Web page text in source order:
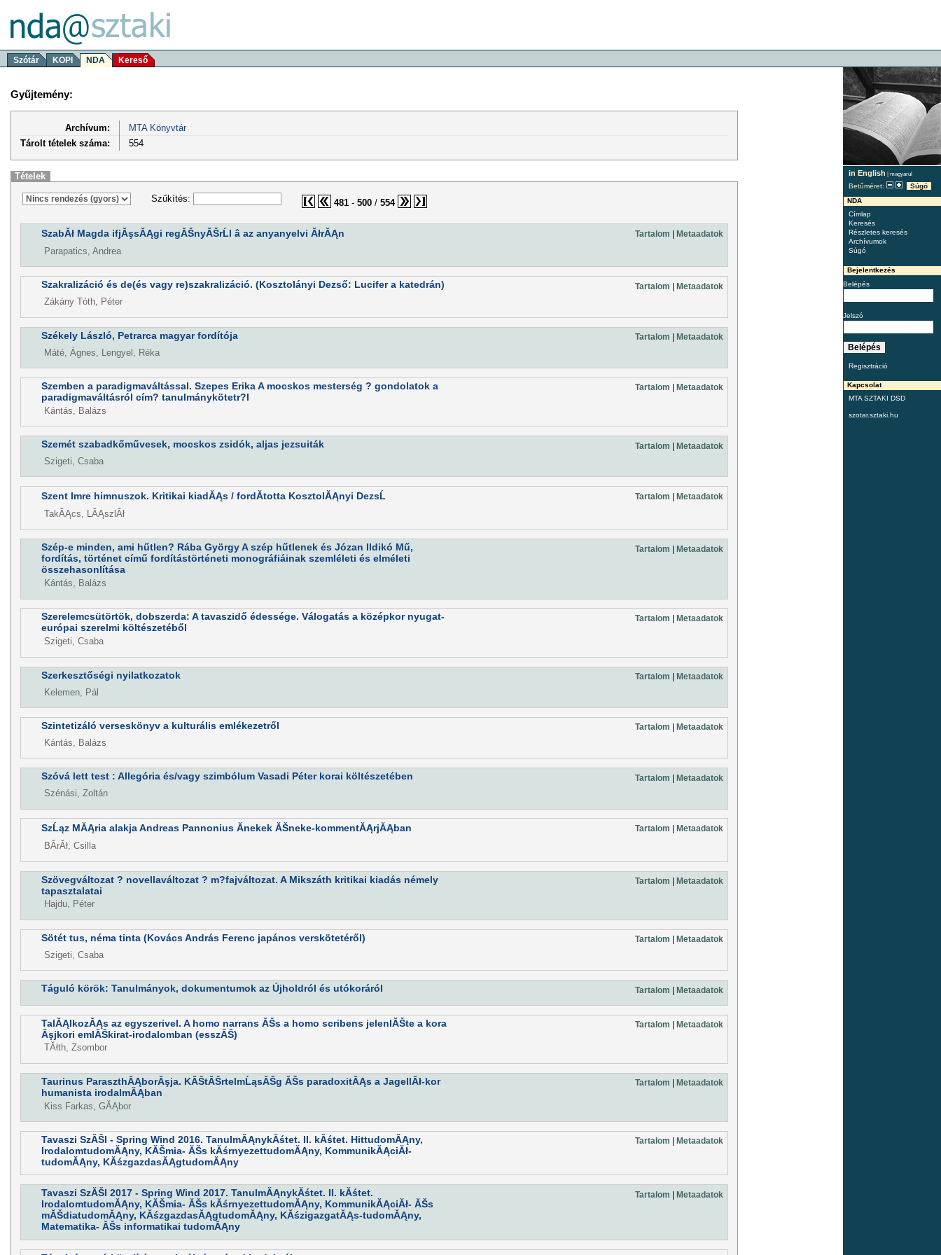
Szótár KOPI NDA Kereső
in English | magyarul
Betűméret:
Súgó
NDA
Címlap
Keresés
Részletes keresés
Archívumok
Súgó
Bejelentkezés
Belépés
Jelszó
Regisztráció
Kapcsolat
MTA SZTAKI DSD
szotar.sztaki.hu
Gyűjtemény:
Archívum:
MTA Könyvtár
Tárolt tételek száma:
554
Tételek
Szűkítés: 481- 500/ 554
SzabĂł Magda ifjĂşsĂĄgi regĂŠnyĂŠrĹl â az anyanyelvi ĂłrĂĄn Tartalom | Metaadatok
Parapatics, Andrea
Szakralizáció és de(és vagy re)szakralizáció. (Kosztolányi Dezső: Lucifer a katedrán) Tartalom | Metaadatok
Zákány Tóth, Péter
Székely László, Petrarca magyar fordítója Tartalom Metaadatok
Máté, Ágnes, Lengyel, Réka
Szemben a paradigmaváltással. Szepes Erika A mocskos mesterség ? gondolatok a
paradigmaváltásról cím? tanulmánykötetr?l
Tartalom Metaadatok
Kántás, Balázs
Szemét szabadkőművesek, mocskos zsidók, aljas jezsuiták Tartalom | Metaadatok
Szigeti, Csaba
Szent Imre himnuszok. Kritikai kiadĂĄs / fordĂ­totta KosztolĂĄnyi DezsĹ Tartalom | Metaadatok
TakĂĄcs, LĂĄszlĂł
Szép-e minden, ami hűtlen? Rába György A szép hűtlenek és Józan Ildikó Mű,
fordítás, történet című fordítástörténeti monográfiáinak szemléleti és elméleti
összehasonlítása
Tartalom Metaadatok
Kántás, Balázs
Szerelemcsütörtök, dobszerda: A tavaszidő édessége. Válogatás a középkor nyugat-
európai szerelmi költészetéből
Tartalom Metaadatok
Szigeti, Csaba
Szerkesztőségi nyilatkozatok Tartalom Metaadatok
Kelemen, Pál
Szintetizáló verseskönyv a kulturális emlékezetről Tartalom Metaadatok
Kántás, Balázs
Szóvá lett test : Allegória és/vagy szimbólum Vasadi Péter korai költészetében Tartalom | Metaadatok
Szénási, Zoltán
SzĹąz MĂĄria alakja Andreas Pannonius Ănekek ĂŠneke-kommentĂĄrjĂĄban Tartalom Metaadatok
BĂ­rĂł, Csilla
Szövegváltozat ? novellaváltozat ? m?fajváltozat. A Mikszáth kritikai kiadás némely
tapasztalatai
Tartalom Metaadatok
Hajdu, Péter
Sötét tus, néma tinta (Kovács András Ferenc japános verskötetéről) Tartalom Metaadatok
Szigeti, Csaba
Táguló körök: Tanulmányok, dokumentumok az Újholdról és utókoráról Tartalom | Metaadatok
TalĂĄlkozĂĄs az egyszerivel. A homo narrans ĂŠs a homo scribens jelenlĂŠte a kora
Ăşjkori emlĂŠkirat-irodalomban (esszĂŠ)
Tartalom Metaadatok
TĂłth, Zsombor
Taurinus ParaszthĂĄborĂşja. KĂŠtĂŠrtelmĹąsĂŠg ĂŠs paradoxitĂĄs a JagellĂł-kor
humanista irodalmĂĄban
Tartalom Metaadatok
Kiss Farkas, GĂĄbor
Tavaszi SzĂŠl - Spring Wind 2016. TanulmĂĄnykĂśtet. II. kĂśtet. HittudomĂĄny,
IrodalomtudomĂĄny, KĂŠmia- ĂŠs kĂśrnyezettudomĂĄny, KommunikĂĄciĂł-
tudomĂĄny, KĂśzgazdasĂĄgtudomĂĄny
Tartalom Metaadatok
Tavaszi SzĂŠl 2017 - Spring Wind 2017. TanulmĂĄnykĂśtet. II. kĂśtet.
IrodalomtudomĂĄny, KĂŠmia- ĂŠs kĂśrnyezettudomĂĄny, KommunikĂĄciĂł- ĂŠs
mĂŠdiatudomĂĄny, KĂśzgazdasĂĄgtudomĂĄny, KĂśzigazgatĂĄs-tudomĂĄny,
Matematika- ĂŠs informatikai tudomĂĄny
Tartalom | Metaadatok